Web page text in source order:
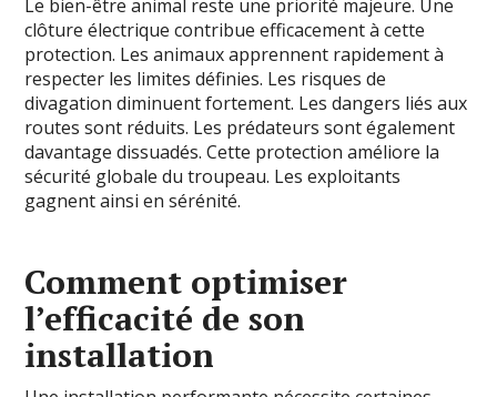
Le bien-être animal reste une priorité majeure. Une
clôture électrique contribue efficacement à cette
protection. Les animaux apprennent rapidement à
respecter les limites définies. Les risques de
divagation diminuent fortement. Les dangers liés aux
routes sont réduits. Les prédateurs sont également
davantage dissuadés. Cette protection améliore la
sécurité globale du troupeau. Les exploitants
gagnent ainsi en sérénité.
Comment optimiser
l’efficacité de son
installation